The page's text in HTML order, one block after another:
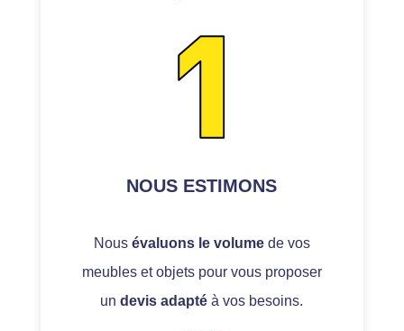
NOUS ESTIMONS
Nous évaluons le volumede vos
meubles et objets pour vous proposer
undevis adapté à vos besoins.